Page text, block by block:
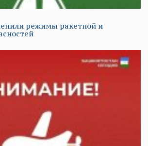
режимы ракетной и